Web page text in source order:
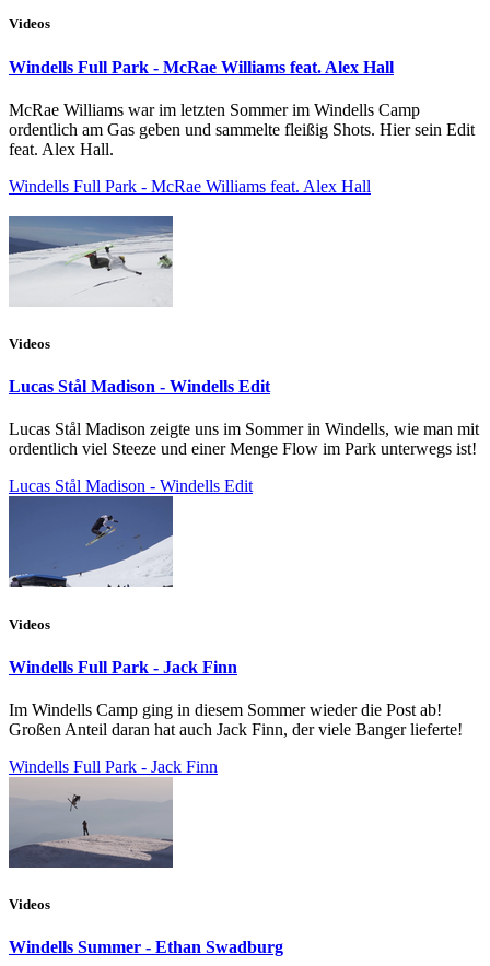
Videos
Windells Full Park - McRae Williams feat. Alex Hall
McRae Williams war im letzten Sommer im Windells Camp
ordentlich am Gas geben und sammelte fleißig Shots. Hier sein Edit
feat. Alex Hall.
Windells Full Park - McRae Williams feat. Alex Hall
Videos
Lucas Stål Madison - Windells Edit
Lucas Stål Madison zeigte uns im Sommer in Windells, wie man mit
ordentlich viel Steeze und einer Menge Flow im Park unterwegs ist!
Lucas Stål Madison - Windells Edit
Videos
Windells Full Park - Jack Finn
Im Windells Camp ging in diesem Sommer wieder die Post ab!
Großen Anteil daran hat auch Jack Finn, der viele Banger lieferte!
Windells Full Park - Jack Finn
Videos
Windells Summer - Ethan Swadburg